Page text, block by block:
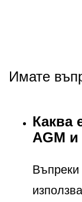
Имате
Каква
AGM
Въпреки